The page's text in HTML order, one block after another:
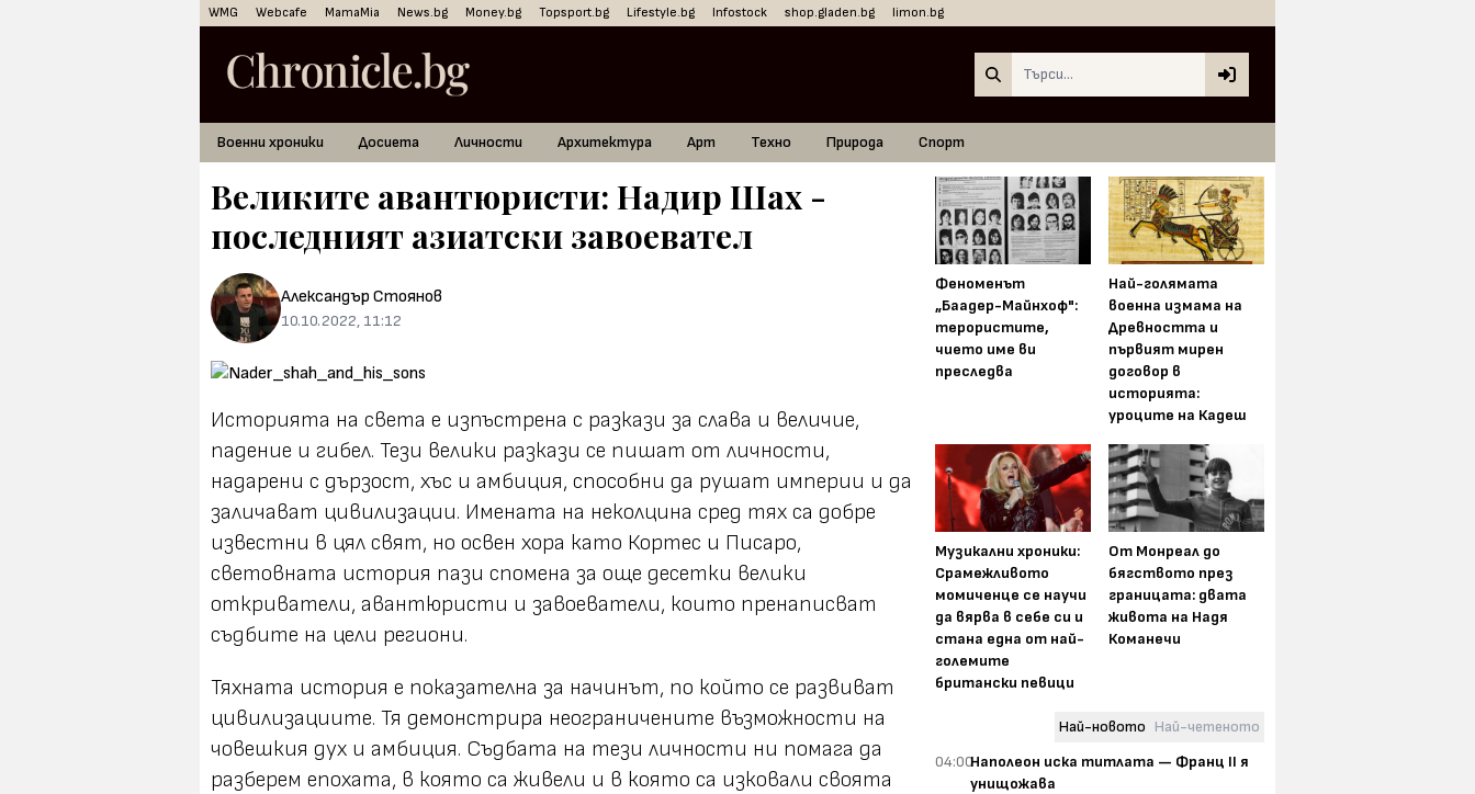
WMG Webcafe MamaMia News.bg Money.bg Topsport.bg Lifestyle.bg Infostock shop.gladen.bg limon.bg
Военни хроники Досиета Личности Архитектура Арт Техно Природа Спорт
Великите авантюристи: Надир Шах -
последният азиатски завоевател
Александър Стоянов
10.10.2022, 11:12
Историята на света е изпъстрена с разкази за слава и величие,
падение и гибел. Тези велики разкази се пишат от личности,
надарени с дързост, хъс и амбиция, способни да рушат империи и да
заличават цивилизации. Имената на неколцина сред тях са добре
известни в цял свят, но освен хора като Кортес и Писаро,
световната история пази спомена за още десетки велики
откриватели, авантюристи и завоеватели, които пренаписват
съдбите на цели региони.
Тяхната история е показателна за начинът, по който се развиват
цивилизациите. Тя демонстрира неограничените възможности на
човешкия дух и амбиция. Съдбата на тези личности ни помага да
разберем епохата, в която са живели и в която са изковали своята
Феноменът
„Баадер-Майнхоф":
терористите,
чието име ви
преследва
Най-голямата
военна измама на
Древността и
първият мирен
договор в
историята:
уроците на Кадеш
Музикални хроники:
Срамежливото
момиченце се научи
да вярва в себе си и
стана една от най-
големите
британски певици
От Монреал до
бягството през
границата: двата
живота на Надя
Команечи
Най-новото Най-четеното
04:00Наполеон иска титлата — Франц II я
унищожава